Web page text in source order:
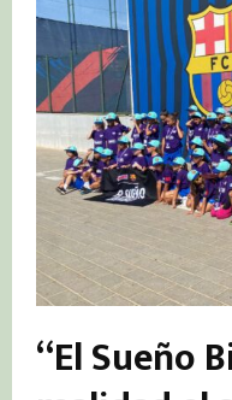
“El Sueño